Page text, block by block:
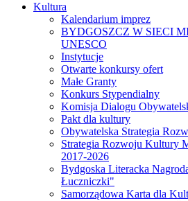
Kultura
Kalendarium imprez
BYDGOSZCZ W SIECI
UNESCO
Instytucje
Otwarte konkursy ofert
Małe Granty
Konkurs Stypendialny
Komisja Dialogu
Pakt dla kultury
Obywatelska Strategia
Strategia Rozwoju Kultury
2017-2026
Bydgoska Literacka
Łuczniczki"
Samorządowa Karta dla